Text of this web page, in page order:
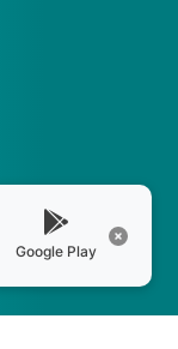
Google Play